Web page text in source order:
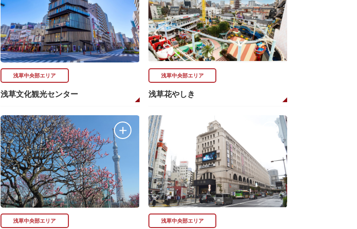
浅草中央部エリア
浅草文化観光センター
浅草中央部エリア
浅草花やしき
浅草中央部エリア 浅草中央部エリア